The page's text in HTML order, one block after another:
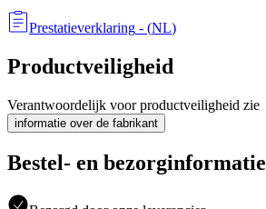
Prestatieverklaring - (NL)
Productveiligheid
Verantwoordelijk voor productveiligheid zie
informatie over de fabrikant
Bestel- en bezorginformatie